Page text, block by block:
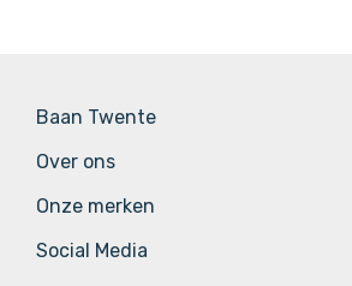
Baan Twente
Over ons
Onze merken
Social Media